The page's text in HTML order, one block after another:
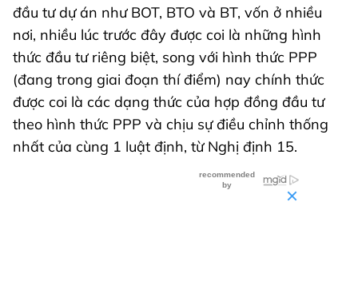
đầu tư dự án như BOT, BTO và BT, vốn ở nhiều
nơi, nhiều lúc trước đây được coi là những hình
thức đầu tư riêng biệt, song với hình thức PPP
(đang trong giai đoạn thí điểm) nay chính thức
được coi là các dạng thức của hợp đồng đầu tư
theo hình thức PPP và chịu sự điều chỉnh thống
nhất của cùng 1 luật định, từ Nghị định 15.